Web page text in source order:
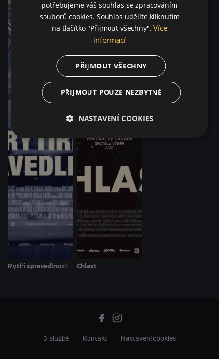
Rytíři spravedlnosti Chlast
O službě Kontakt Nastavení cookies
potřebujeme váš souhlas se zpracováním
souborů cookies. Souhlas udělíte kliknutím
na tlačítko "Přijmout všechny". Více
informací
PŘIJMOUT VŠECHNY
PŘIJMOUT POUZE NEZBYTNÉ
NASTAVENÍ COOKIES